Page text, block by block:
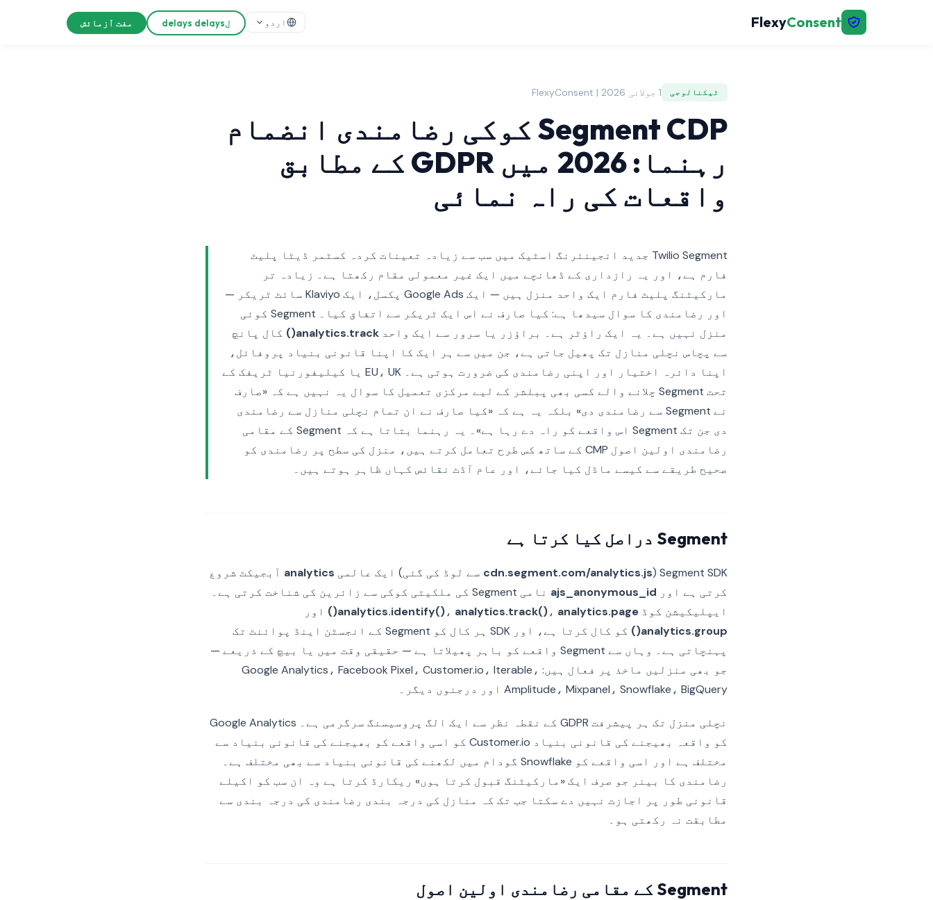
FlexyConsent اردو لdelays delays مفت آزمائش
ٹیکنالوجی 1 جولائی 2026 | FlexyConsent
Segment CDP کوکی رضامندی انضمام
رہنما: 2026 میں GDPR کے مطابق
واقعات کی راہ نمائی
Twilio Segment جدید انجینئرنگ اسٹیک میں سب سے زیادہ تعینات کردہ کسٹمر ڈیٹا پلیٹ
فارم ہے، اور یہ رازداری کے ڈھانچے میں ایک غیر معمولی مقام رکھتا ہے۔ زیادہ تر
مارکیٹنگ پلیٹ فارم ایک واحد منزل ہیں — ایک Google Ads پکسل، ایک Klaviyo سائٹ ٹریکر —
اور رضامندی کا سوال سیدھا ہے: کیا صارف نے اس ایک ٹریکر سے اتفاق کیا۔ Segment کوئی
منزل نہیں ہے۔ یہ ایک راؤٹر ہے۔ براؤزر یا سرور سے ایک واحد analytics.track()
کال پانچ
سے پچاس نچلی منازل تک پھیل جاتی ہے، جن میں سے ہر ایک کا اپنا قانونی بنیاد پروفائل،
اپنا دائرہ اختیار اور اپنی رضامندی کی ضرورت ہوتی ہے۔ EU، UK یا کیلیفورنیا ٹریفک کے
تحت Segment چلانے والے کسی بھی پبلشر کے لیے مرکزی تعمیل کا سوال یہ نہیں ہے کہ «صارف
نے Segment سے رضامندی دی» بلکہ یہ ہے کہ «کیا صارف نے ان تمام نچلی منازل سے رضامندی
دی جن تک Segment اس واقعے کو راہ دے رہا ہے»۔ یہ رہنما بتاتا ہے کہ Segment کے مقامی
رضامندی اولین اصول CMP کے ساتھ کس طرح تعامل کرتے ہیں، منزل کی سطح پر رضامندی کو
صحیح طریقے سے کیسے ماڈل کیا جائے، اور عام آڈٹ نقائص کہاں ظاہر ہوتے ہیں۔
Segment دراصل کیا کرتا ہے
Segment SDK (
cdn.segment.com/analytics.js سے لوڈ کی گئی) ایک عالمی analytics آبجیکٹ شروع
کرتی ہے اور ajs_anonymous_id
نامی Segment کی ملکیتی کوکی سے زائرین کی شناخت کرتی ہے۔
ایپلیکیشن کوڈ
analytics.identify()، analytics.track()، analytics.page()
اور
analytics.group()
کو کال کرتا ہے، اور SDK ہر کال کو Segment کے انجسٹن اینڈ پوائنٹ تک
پہنچاتی ہے۔ وہاں سے Segment واقعے کو باہر پھیلاتا ہے — حقیقی وقت میں یا بیچ کے ذریعے —
جو بھی منزلیں ماخذ پر فعال ہیں: Google Analytics، Facebook Pixel، Customer.io، Iterable،
Amplitude، Mixpanel، Snowflake، BigQuery اور درجنوں دیگر۔
نچلی منزل تک ہر پیشرفت GDPR کے نقطہ نظر سے ایک الگ پروسیسنگ سرگرمی ہے۔ Google Analytics
کو واقعہ بھیجنے کی قانونی بنیاد Customer.io کو اسی واقعے کو بھیجنے کی قانونی بنیاد سے
مختلف ہے اور اسی واقعے کو Snowflake گودام میں لکھنے کی قانونی بنیاد سے بھی مختلف ہے۔
رضامندی کا بینر جو صرف ایک «مارکیٹنگ قبول کرتا ہوں» ریکارڈ کرتا ہے وہ ان سب کو اکیلے
قانونی طور پر اجازت نہیں دے سکتا جب تک کہ منازل کی درجہ بندی رضامندی کی درجہ بندی سے
مطابقت نہ رکھتی ہو۔
Segment کے مقامی رضامندی اولین اصول